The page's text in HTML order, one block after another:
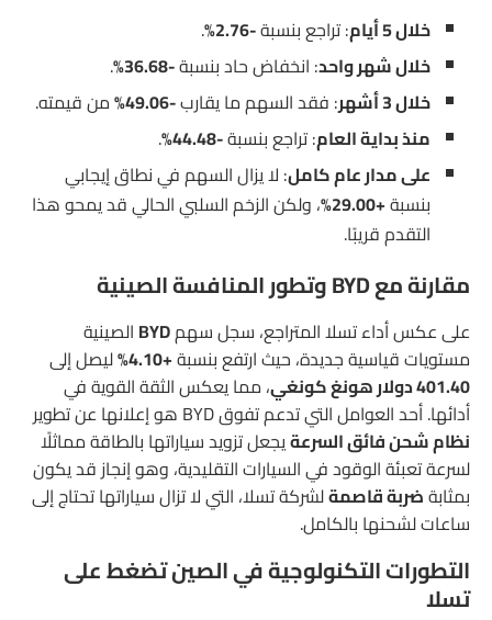
خلال 5 أيام
: تراجع بنسبة-2.76%
.
خلال شهر واحد: انخفاض حاد بنسبة-36.68%
.
خلال 3 أشهر
: فقد السهم ما يقارب-49.06%
من قيمته.
منذ بداية العام: تراجع بنسبة-44.48%
.
على مدار عام كامل: لا يزال السهم في نطاق إيجابي
بنسبة+29.00%
، ولكن الزخم السلبي الحالي قد يمحو هذا
التقدم قريبًا.
مقارنة مع BYD وتطور المنافسة الصينية
على عكس أداء تسلا المتراجع، سجل سهمBYD الصينية
مستويات قياسية جديدة، حيث ارتفع بنسبة+4.10%
ليصل إلى
401.40 دولار هونغ كونغي
، مما يعكس الثقة القوية في
أدائها. أحد العوامل التي تدعم تفوق BYD هو إعلانها عن تطوير
نظام شحن فائق السرعةيجعل تزويد سياراتها بالطاقة مماثلًا
لسرعة تعبئة الوقود في السيارات التقليدية، وهو إنجاز قد يكون
بمثابةضربة قاصمةلشركة تسلا، التي لا تزال سياراتها تحتاج إلى
ساعات لشحنها بالكامل.
التطورات التكنولوجية في الصين تضغط على
تسلا